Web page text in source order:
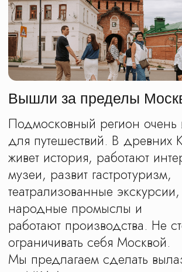
Оставьте свои контакты, мы позвоним/
напишем. Вместе сделаем программу
такой, как вы хотите,
Учтем бюджет, возраст компании, все
ваши пожелания по маршруту,
Проконсультируем, составим для вас
персональный маршрут и вышлем его
в WhatsApp / Telegram (это вообще
бесплатно и ни к чему не обязывает).
Нужно переслать
программу экскурсии в чат?
Позвоните мне и помогите
выбрать маршрут
Учтите мои пожелания и
напишите в WhatsApp